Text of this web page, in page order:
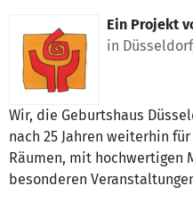
Ein Projekt
in
Wir, die Geburtshaus
nach 25 Jahren weiterhin
Räumen, mit
besonderen